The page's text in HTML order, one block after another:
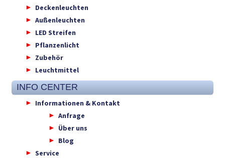
Deckenleuchten
Außenleuchten
LED Streifen
Pflanzenlicht
Zubehör
Leuchtmittel
INFO CENTER
Informationen & Kontakt
Anfrage
Über uns
Blog
Service